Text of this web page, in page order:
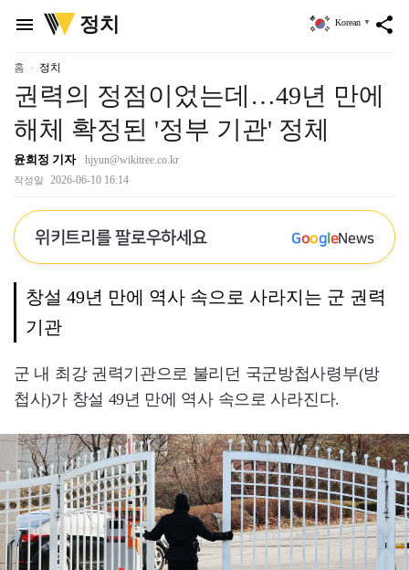
menu
위
키
정치 share
Korean ▼
홈 정치
권력의 정점이었는데…49년 만에
해체 확정된 '정부 기관' 정체
윤희정 기자 hjyun@wikitree.co.kr
작성일 2026-06-10 16:14
위키트리를 팔로우하세요 GoogleNews
창설 49년 만에 역사 속으로 사라지는 군 권력
기관
군 내 최강 권력기관으로 불리던 국군방첩사령부(방
첩사)가 창설 49년 만에 역사 속으로 사라진다.